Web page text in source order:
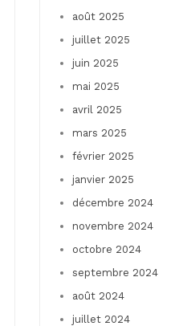
août 2025
juillet 2025
juin 2025
mai 2025
avril 2025
mars 2025
février 2025
janvier 2025
décembre 2024
novembre 2024
octobre 2024
septembre 2024
août 2024
juillet 2024